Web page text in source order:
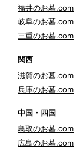
福井のお墓.com
岐阜のお墓.com
三重のお墓.com
関西
滋賀のお墓.com
兵庫のお墓.com
中国・四国
鳥取のお墓.com
広島のお墓.com